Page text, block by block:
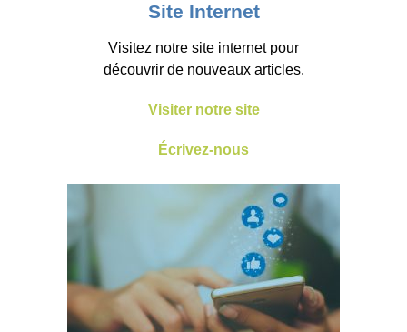
Site Internet
Visitez notre site internet pour
découvrir de nouveaux articles.
Visiter notre site
Écrivez-nous